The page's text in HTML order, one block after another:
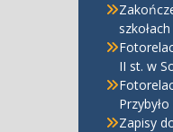
II st. w
Zapisy